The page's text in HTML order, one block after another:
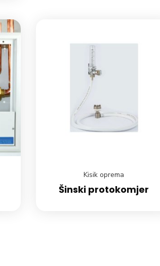
Kisik oprema
Šinski protokomjer